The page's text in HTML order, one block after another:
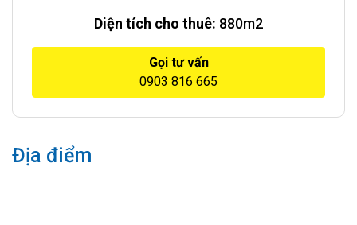
Diện tích cho thuê: 880m2
Gọi tư vấn
0903 816 665
Địa điểm